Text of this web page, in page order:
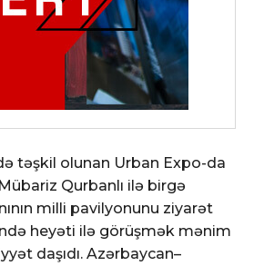
təşkil olunan Urban Expo-da
Qurbanlı ilə birgə
milli pavilyonunu ziyarət
heyəti ilə görüşmək mənim
daşıdı. Azərbaycan–